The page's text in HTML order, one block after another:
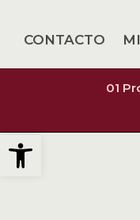
Abrir barra de
CONTACTO
01